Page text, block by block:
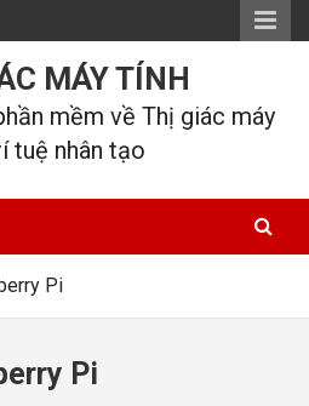
MÁY TÍNH
mềm về Thị giác máy
tuệ nhân tạo
Pi
Pi